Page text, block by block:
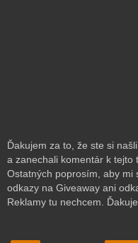
Ďakujem za to, že ste si
a zanechali komentár k tejto
Ostatných poprosím, aby mi
odkazy na Giveaway ani
Reklamy tu nechcem.